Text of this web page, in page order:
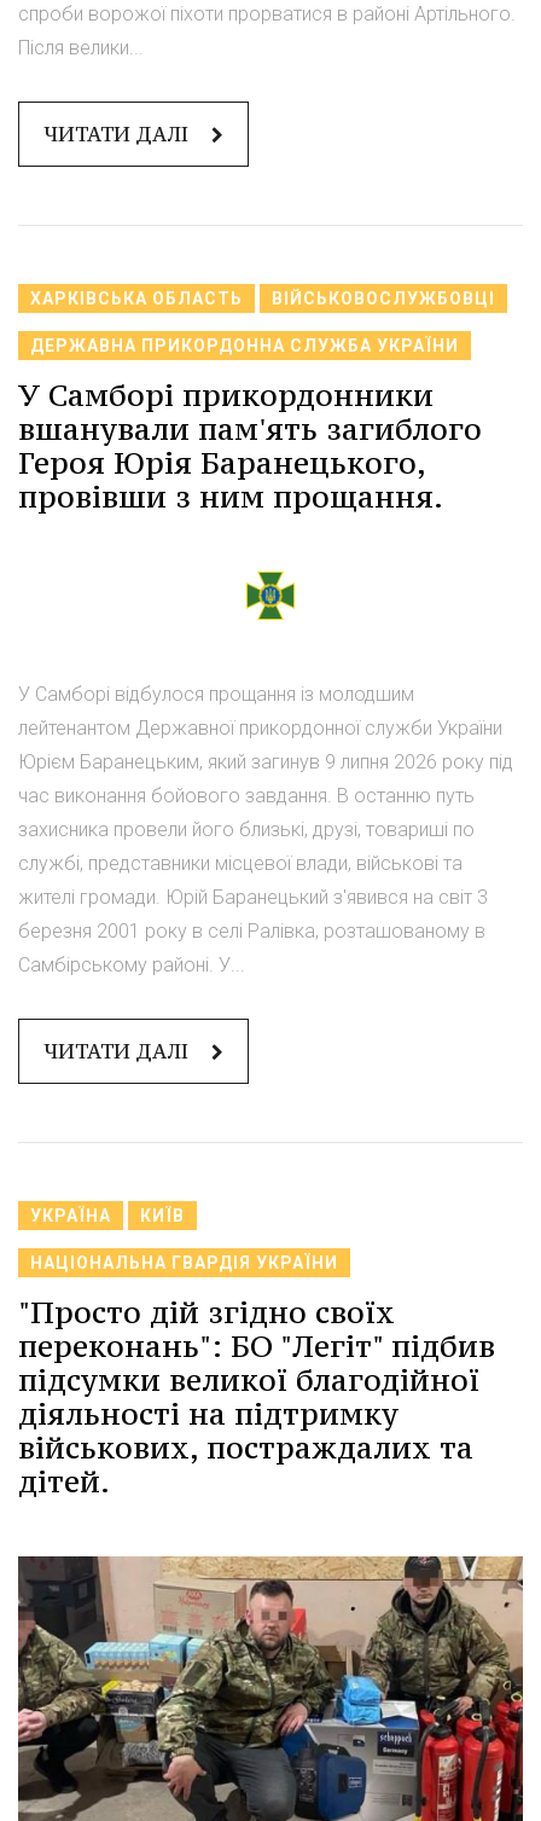
спроби ворожої піхоти прорватися в районі Артільного.
Після велики...
ЧИТАТИ ДАЛІ
ХАРКІВСЬКА ОБЛАСТЬ ВІЙСЬКОВОСЛУЖБОВЦІ
ДЕРЖАВНА ПРИКОРДОННА СЛУЖБА УКРАЇНИ
У Самборі прикордонники
вшанували пам'ять загиблого
Героя Юрія Баранецького,
провівши з ним прощання.
У Самборі відбулося прощання із молодшим
лейтенантом Державної прикордонної служби України
Юрієм Баранецьким, який загинув 9 липня 2026 року під
час виконання бойового завдання. В останню путь
захисника провели його близькі, друзі, товариші по
службі, представники місцевої влади, військові та
жителі громади. Юрій Баранецький з'явився на світ 3
березня 2001 року в селі Ралівка, розташованому в
Самбірському районі. У...
ЧИТАТИ ДАЛІ
УКРАЇНА КИЇВ
НАЦІОНАЛЬНА ГВАРДІЯ УКРАЇНИ
"Просто дій згідно своїх
переконань": БО "Легіт" підбив
підсумки великої благодійної
діяльності на підтримку
військових, постраждалих та
дітей.